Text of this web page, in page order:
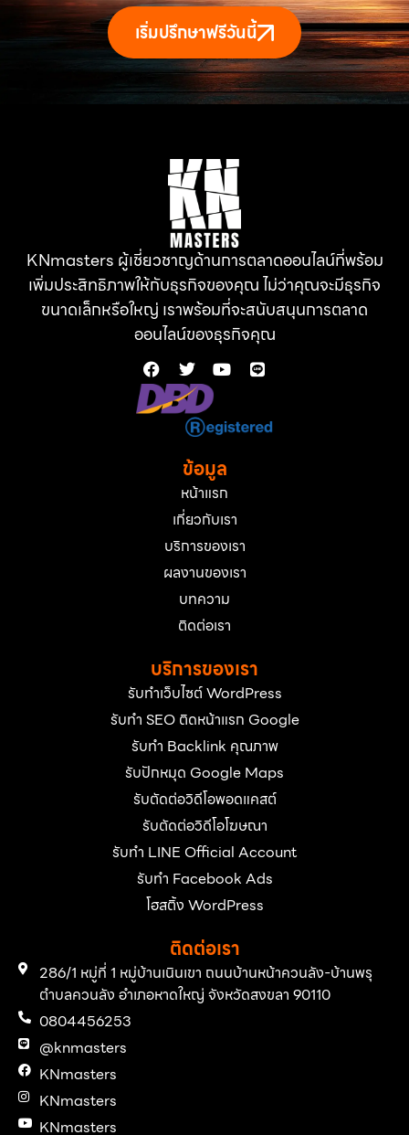
เริ่มปรึกษาฟรีวันนี้
KNmasters ผู้เชี่ยวชาญด้านการตลาดออนไลน์ที่พร้อม
เพิ่มประสิทธิภาพให้กับธุรกิจของคุณ ไม่ว่าคุณจะมีธุรกิจ
ขนาดเล็กหรือใหญ่ เราพร้อมที่จะสนับสนุนการตลาด
ออนไลน์ของธุรกิจคุณ
ข้อมูล
หน้าแรก
เกี่ยวกับเรา
บริการของเรา
ผลงานของเรา
บทความ
ติดต่อเรา
บริการของเรา
รับทำเว็บไซต์ WordPress
รับทำ SEO ติดหน้าแรก Google
รับทำ Backlink คุณภาพ
รับปักหมุด Google Maps
รับตัดต่อวิดีโอพอดแคสต์
รับตัดต่อวิดีโอโฆษณา
รับทำ LINE Official Account
รับทำ Facebook Ads
โฮสติ้ง WordPress
ติดต่อเรา
286/1 หมู่ที่ 1 หมู่บ้านเนินเขา ถนนบ้านหน้าควนลัง-บ้านพรุ
ตำบลควนลัง อำเภอหาดใหญ่ จังหวัดสงขลา 90110
0804456253
@knmasters
KNmasters
KNmasters
KNmasters